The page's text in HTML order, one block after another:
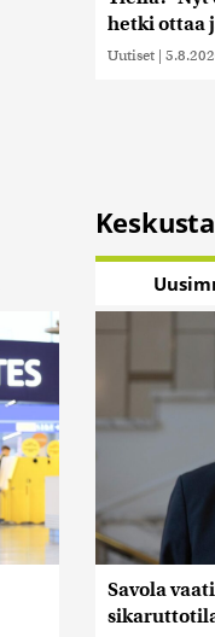
hetki ottaa
Uutiset |
Keskusta
Savola